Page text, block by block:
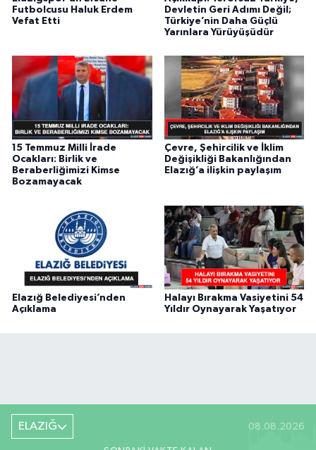
Futbolcusu Haluk Erdem
Vefat Etti
Devletin Geri Adımı Değil;
Türkiye’nin Daha Güçlü
Yarınlara Yürüyüşüdür
15 Temmuz Milli İrade
Ocakları: Birlik ve
Beraberliğimizi Kimse
Bozamayacak
Çevre, Şehircilik ve İklim
Değişikliği Bakanlığından
Elazığ’a ilişkin paylaşım
Elazığ Belediyesi’nden
Açıklama
Halayı Bırakma Vasiyetini 54
Yıldır Oynayarak Yaşatıyor
ELAZIĞ 08.08.2026